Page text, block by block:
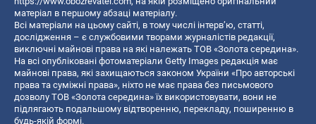
матеріал в першому абзаці матеріалу.
Всі матеріали на цьому сайті, в тому числі інтерв’ю, статті,
дослідження – є службовими творами журналістів редакції,
виключні майнові права на які належать ТОВ «Золота середина».
На всі опубліковані фотоматеріали Getty Images редакція має
майнові права, які захищаються законом України «Про авторські
права та суміжні права», ніхто не має права без письмового
дозволу ТОВ «Золота середина» їх використовувати, вони не
підлягають подальшому відтворенню, перекладу, поширенню в
будь-якій формі.